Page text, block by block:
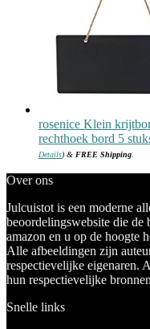
rosenice Klein
rechthoek bord 5
Details) & FREE Shipping
Over ons
Julcuistot is een moderne
beoordelingswebsite die de
amazon en u op de hoogte
Alle afbeeldingen zijn
respectievelijke eigenaren.
hun respectievelijke
Snelle links